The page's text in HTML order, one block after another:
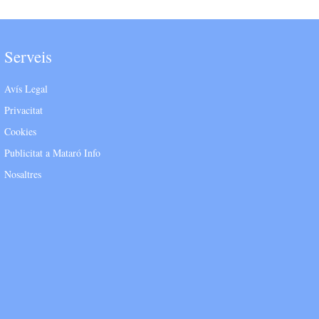
Serveis
Avís Legal
Privacitat
Cookies
Publicitat a Mataró Info
Nosaltres